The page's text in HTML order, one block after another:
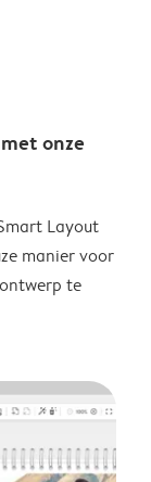
onze
Layout
manier voor
te